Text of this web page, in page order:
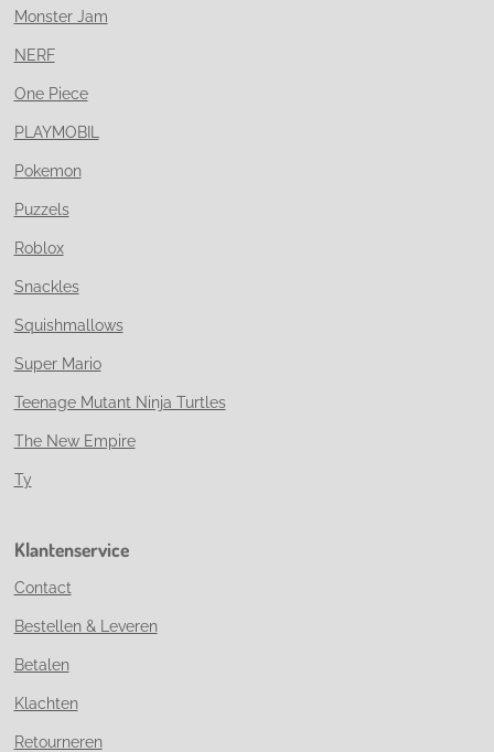
Monster Jam
NERF
One Piece
PLAYMOBIL
Pokemon
Puzzels
Roblox
Snackles
Squishmallows
Super Mario
Teenage Mutant Ninja Turtles
The New Empire
Ty
Klantenservice
Contact
Bestellen & Leveren
Betalen
Klachten
Retourneren